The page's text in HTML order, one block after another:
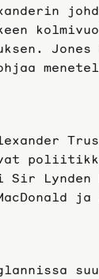
Jones
Lynden
ja